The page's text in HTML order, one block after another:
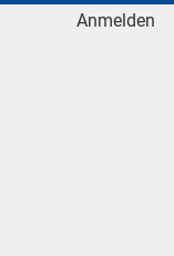
Anmelden